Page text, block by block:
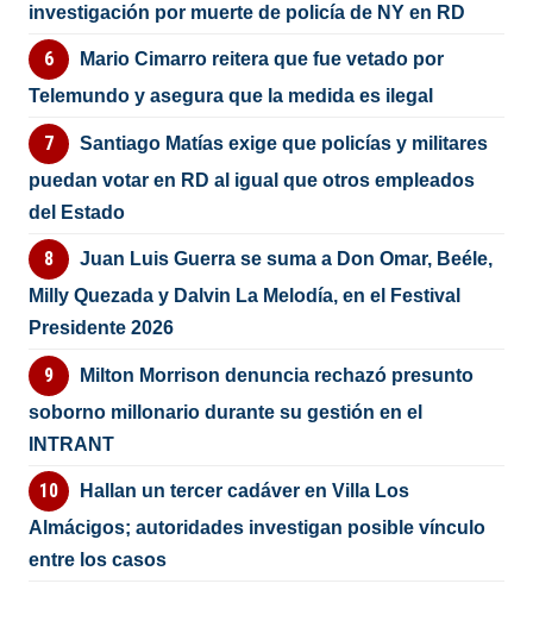
investigación por muerte de policía de NY en RD
Mario Cimarro reitera que fue vetado por
Telemundo y asegura que la medida es ilegal
Santiago Matías exige que policías y militares
puedan votar en RD al igual que otros empleados
del Estado
Juan Luis Guerra se suma a Don Omar, Beéle,
Milly Quezada y Dalvin La Melodía, en el Festival
Presidente 2026
Milton Morrison denuncia rechazó presunto
soborno millonario durante su gestión en el
INTRANT
Hallan un tercer cadáver en Villa Los
Almácigos; autoridades investigan posible vínculo
entre los casos